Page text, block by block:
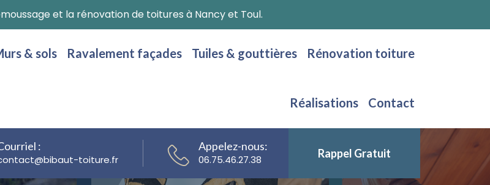
et la rénovation de toitures à Nancy et Toul.
& sols Ravalement façades Tuiles & gouttières Rénovation toiture
Réalisations Contact
:
@
Appelez-nous:
06.75.46.27.38 Rappel Gratuit